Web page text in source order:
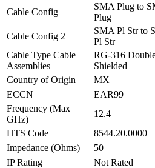
Cable Config
SMA Plug to
Plug
Cable Config 2
SMA Pl Str to
Pl Str
Cable Type Cable
Assemblies
RG-316
Shielded
Country of Origin
MX
ECCN
EAR99
Frequency (Max
GHz)
12.4
HTS Code
8544.20.0000
Impedance (Ohms)
50
IP Rating
Not Rated